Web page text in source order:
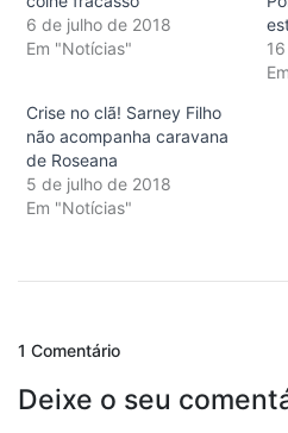
6 de julho de 2018
Em "Notícias"
Crise no clã! Sarney Filho
não acompanha caravana
de Roseana
5 de julho de 2018
Em "Notícias"
1 Comentário
Deixe o seu